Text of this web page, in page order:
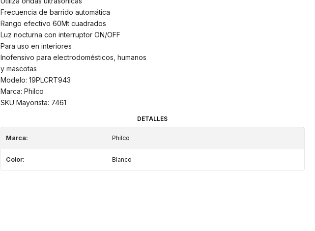
Frecuencia de barrido automática
Rango efectivo 60Mt cuadrados
Luz nocturna con interruptor ON/OFF
Para uso en interiores
Inofensivo para electrodomésticos, humanos
y mascotas
Modelo: 19PLCRT943
Marca: Philco
SKU Mayorista: 7461
DETALLES
Marca: Philco
Color: Blanco